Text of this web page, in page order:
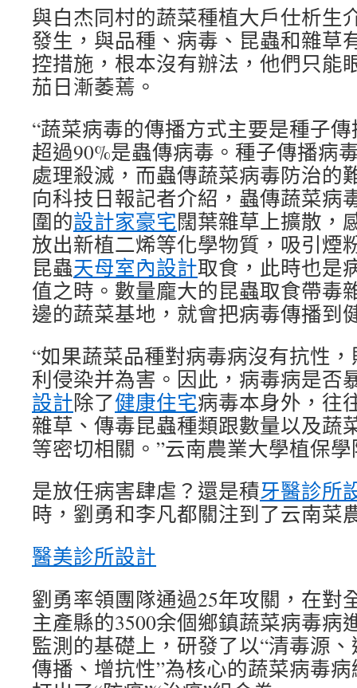
與白杰同村的蔬菜種植大戶仕析生
發生，與品種、病毒、昆蟲和雜草
控措施，根本沒有辦法，他們只能
茄日漸萎蔫。
“蔬菜病毒的傳播方式主要是種子
超過90%是蟲傳病毒。種子傳播病
處理殺滅，而蟲傳蔬菜病毒防治的
向科技日報記者介紹，蟲傳蔬菜病
圍的設計家豪宅闊葉雜草上擴散，
放出新植二烯等化學物質，吸引煙
昆蟲天母室內設計取食，此時也是
值之時。數量龐大的昆蟲取食帶毒
邊的蔬菜基地，就會把病毒傳播到
“如果蔬菜品種對病毒病沒有抗性
利侵染并為害。因此，病毒病是否
設計除了健康住宅病毒本身外，往
雜草、傳毒昆蟲種類跟數量以及蔬
等密切相關。”云南農業大學植保
是放任病害肆虐？還是積牙醫診所
時，劉勇和李凡都關注到了云南菜
醫美診所設計
劉勇率領團隊通過25年攻關，在對
主產縣的3500余個鄉鎮蔬菜病毒病
監測的基礎上，研發了以“清毒源
傳播、增抗性”為核心的蔬菜病毒